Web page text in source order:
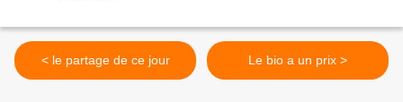
< le partage de ce jour Le bio a un prix >